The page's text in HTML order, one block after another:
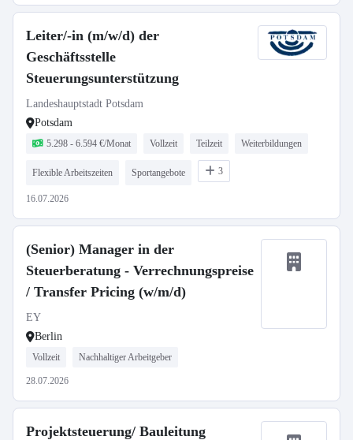
Leiter/-in (m/w/d) der
Geschäftsstelle
Steuerungsunterstützung
Landeshauptstadt Potsdam
Potsdam
5.298 - 6.594 €/Monat Vollzeit Teilzeit Weiterbildungen
Flexible Arbeitszeiten Sportangebote 3
16.07.2026
(Senior) Manager in der
Steuerberatung - Verrechnungspreise
/ Transfer Pricing (w/m/d)
EY
Berlin
Vollzeit Nachhaltiger Arbeitgeber
28.07.2026
Projektsteuerung/ Bauleitung